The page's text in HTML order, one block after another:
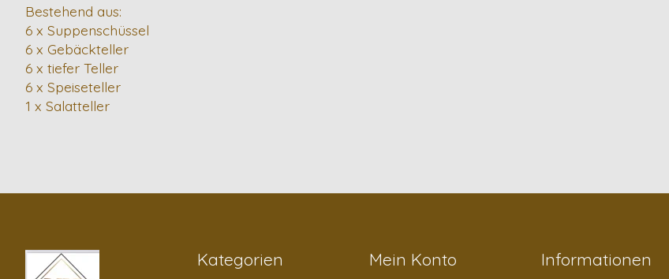
Bestehend aus:
6 x Suppenschüssel
6 x Gebäckteller
6 x tiefer Teller
6 x Speiseteller
1 x Salatteller
Kategorien Mein Konto Informationen